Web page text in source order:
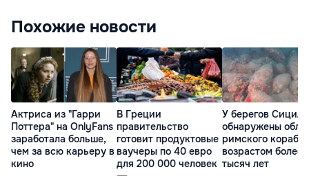
Похожие новости
Актриса из "Гарри
Поттера" на OnlyFans
заработала больше,
чем за всю карьеру в
кино
В Греции
правительство
готовит продуктовые
ваучеры по 40 евро
для 200 000 человек
У берегов
обнаружены
римского корабля
возрастом более
тысяч лет